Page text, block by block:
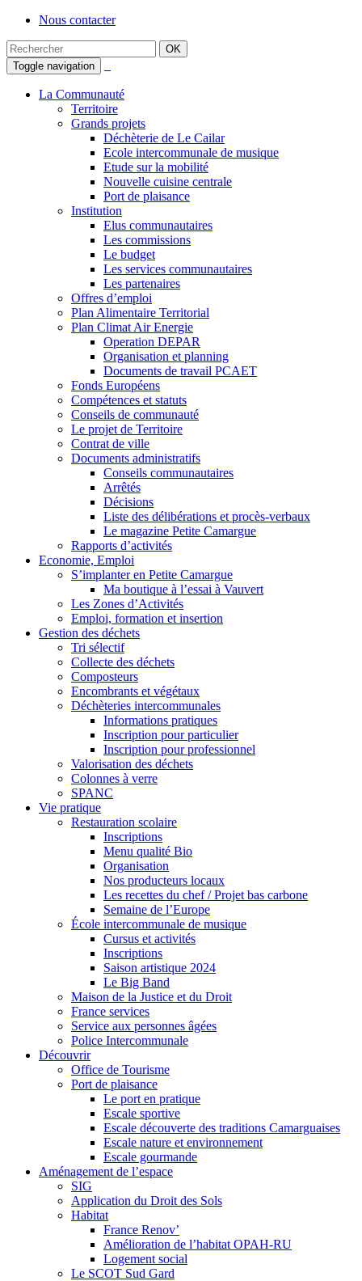
Nous contacter
Toggle navigation
La Communauté
Territoire
Grands projets
Déchèterie de Le Cailar
Ecole intercommunale de musique
Etude sur la mobilité
Nouvelle cuisine centrale
Port de plaisance
Institution
Elus communautaires
Les commissions
Le budget
Les services communautaires
Les partenaires
Offres d’emploi
Plan Alimentaire Territorial
Plan Climat Air Energie
Operation DEPAR
Organisation et planning
Documents de travail PCAET
Fonds Européens
Compétences et statuts
Conseils de communauté
Le projet de Territoire
Contrat de ville
Documents administratifs
Conseils communautaires
Arrêtés
Décisions
Liste des délibérations et procès-verbaux
Le magazine Petite Camargue
Rapports d’activités
Economie, Emploi
S’implanter en Petite Camargue
Ma boutique à l’essai à Vauvert
Les Zones d’Activités
Emploi, formation et insertion
Gestion des déchets
Tri sélectif
Collecte des déchets
Composteurs
Encombrants et végétaux
Déchèteries intercommunales
Informations pratiques
Inscription pour particulier
Inscription pour professionnel
Valorisation des déchets
Colonnes à verre
SPANC
Vie pratique
Restauration scolaire
Inscriptions
Menu qualité Bio
Organisation
Nos producteurs locaux
Les recettes du chef / Projet bas carbone
Semaine de l’Europe
École intercommunale de musique
Cursus et activités
Inscriptions
Saison artistique 2024
Le Big Band
Maison de la Justice et du Droit
France services
Service aux personnes âgées
Police Intercommunale
Découvrir
Office de Tourisme
Port de plaisance
Le port en pratique
Escale sportive
Escale découverte des traditions Camarguaises
Escale nature et environnement
Escale gourmande
Aménagement de l’espace
SIG
Application du Droit des Sols
Habitat
France Renov’
Amélioration de l’habitat OPAH-RU
Logement social
Le SCOT Sud Gard